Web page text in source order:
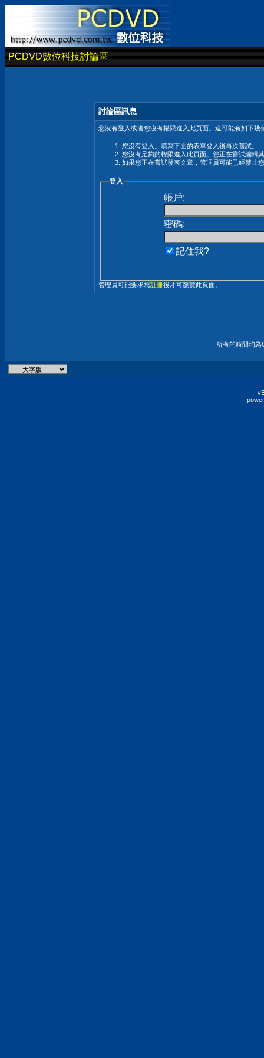
PCDVD數位科技討論區
討論區訊息
您沒有登入或者您沒有權限進入此頁面。這可能有如下幾
您沒有登入。填寫下面的表單登入後再次嘗試。
您沒有足夠的權限進入此頁面。您正在嘗試編輯
如果您正在嘗試發表文章，管理員可能已經禁止
登入
帳戶:
密碼:
記住我?
管理員可能要求您註冊後才可瀏覽此頁面。
所有的時間均為